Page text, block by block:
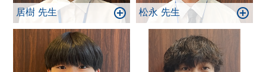
居樹 先生 松永 先生